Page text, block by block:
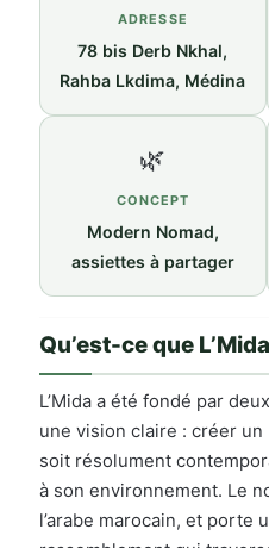
ADRESSE
78 bis Derb Nkhal,
Rahba Lkdima, Médina
🌿
CONCEPT
Modern Nomad,
assiettes à partager
Qu’est-ce que
L’Mida a été fondé par
une vision claire : créer
soit résolument
à son environnement. Le
l’arabe marocain, et porte